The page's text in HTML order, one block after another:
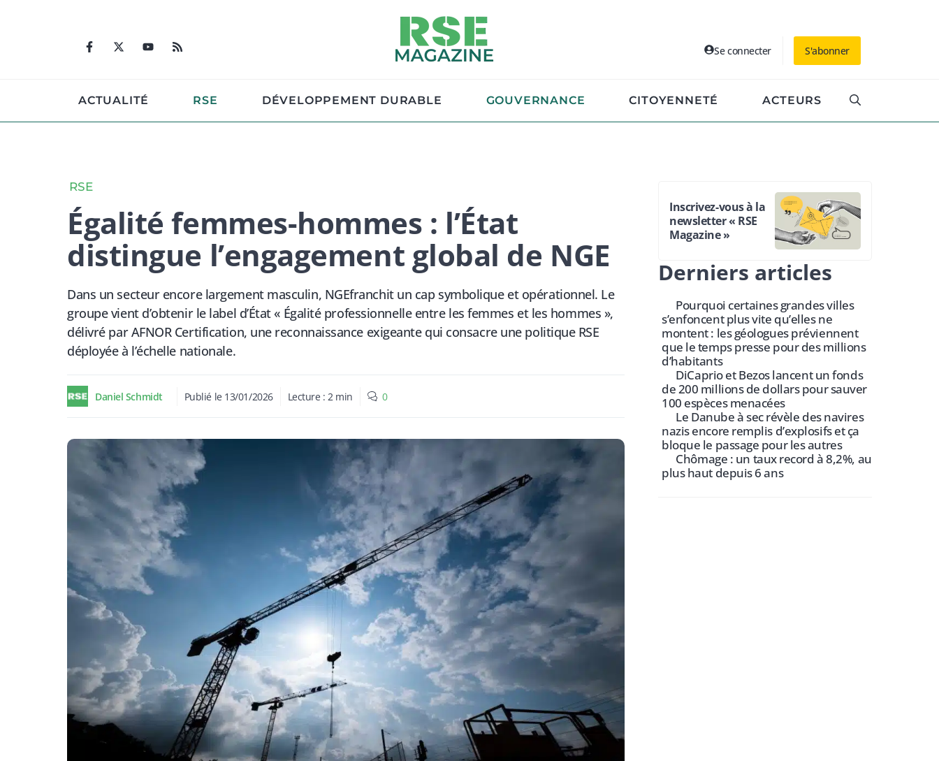
Se connecter S'abonner
ACTUALITÉ RSE DÉVELOPPEMENT DURABLE GOUVERNANCE CITOYENNETÉ ACTEURS
RSE
Égalité femmes-hommes : l’État
distingue l’engagement global de NGE
Dans un secteur encore largement masculin, NGEfranchit un cap symbolique et opérationnel. Le
groupe vient d’obtenir le label d’État « Égalité professionnelle entre les femmes et les hommes »,
délivré par AFNOR Certification, une reconnaissance exigeante qui consacre une politique RSE
déployée à l’échelle nationale.
Daniel Schmidt Publié le 13/01/2026 Lecture : 2 min 0
Inscrivez-vous à la
newsletter « RSE
Magazine »
Derniers articles
Pourquoi certaines grandes villes
s’enfoncent plus vite qu’elles ne
montent : les géologues préviennent
que le temps presse pour des millions
d’habitants
DiCaprio et Bezos lancent un fonds
de 200 millions de dollars pour sauver
100 espèces menacées
Le Danube à sec révèle des navires
nazis encore remplis d’explosifs et ça
bloque le passage pour les autres
Chômage : un taux record à 8,2%, au
plus haut depuis 6 ans